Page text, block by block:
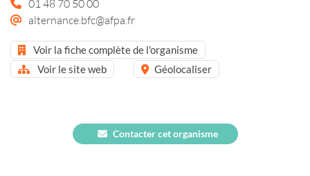
01 48 70 50 00
alternance.bfc@afpa.fr
Voir la fiche complète de l'organisme
Voir le site web
Géolocaliser
Contacter cet organisme